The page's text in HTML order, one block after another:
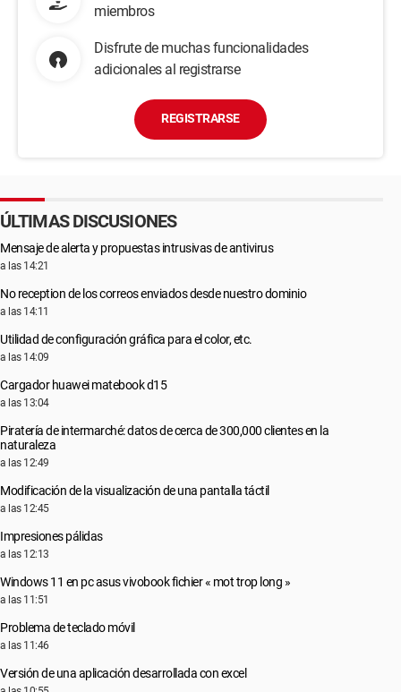
miembros
Disfrute de muchas funcionalidades
adicionales al registrarse
REGISTRARSE
ÚLTIMAS DISCUSIONES
Mensaje de alerta y propuestas intrusivas de antivirus
a las 14:21
No reception de los correos enviados desde nuestro dominio
a las 14:11
Utilidad de configuración gráfica para el color, etc.
a las 14:09
Cargador huawei matebook d15
a las 13:04
Piratería de intermarché: datos de cerca de 300,000 clientes en la
naturaleza
a las 12:49
Modificación de la visualización de una pantalla táctil
a las 12:45
Impresiones pálidas
a las 12:13
Windows 11 en pc asus vivobook fichier « mot trop long »
a las 11:51
Problema de teclado móvil
a las 11:46
Versión de una aplicación desarrollada con excel